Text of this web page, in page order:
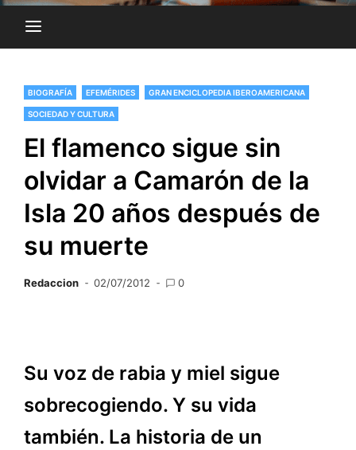
BIOGRAFÍA EFEMÉRIDES GRAN ENCICLOPEDIA IBEROAMERICANA
SOCIEDAD Y CULTURA
El flamenco sigue sin
olvidar a Camarón de la
Isla 20 años después de
su muerte
Redaccion 02/07/2012 0
Su voz de rabia y miel sigue
sobrecogiendo. Y su vida
también. La historia de un